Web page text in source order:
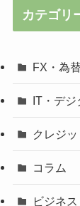
カテゴリ
FX・為
IT・デジ
クレジ
コラム
ビジネ